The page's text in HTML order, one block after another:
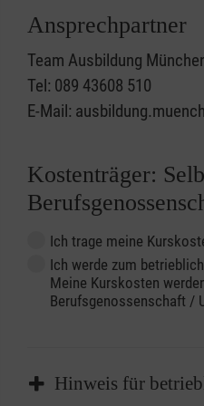
Ansprechpartner
Team Ausbildung
Tel: 089 43608 510
E-Mail:
Kostenträger:
Ich trage meine
Ich werde zum
Meine Kurskosten
Berufsgenossenschaft /
Hinweis für